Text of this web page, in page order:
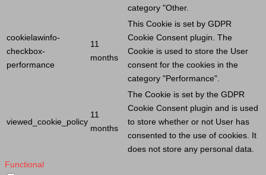
category "Other.
cookielawinfo-
checkbox-
performance
11
months
This Cookie is set by GDPR
Cookie Consent plugin. The
Cookie is used to store the User
consent for the cookies in the
category "Performance".
viewed_cookie_policy
11
months
The Cookie is set by the GDPR
Cookie Consent plugin and is used
to store whether or not User has
consented to the use of cookies. It
does not store any personal data.
Functional